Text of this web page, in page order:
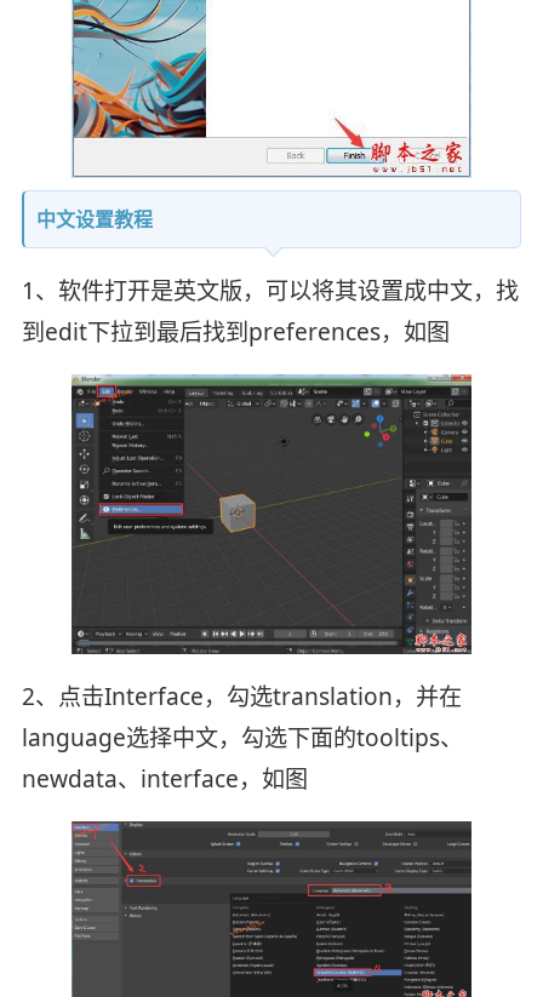
中文设置教程
1、软件打开是英文版，可以将其设置成中文，找
到edit下拉到最后找到preferences，如图
2、点击Interface，勾选translation，并在
language选择中文，勾选下面的tooltips、
newdata、interface，如图